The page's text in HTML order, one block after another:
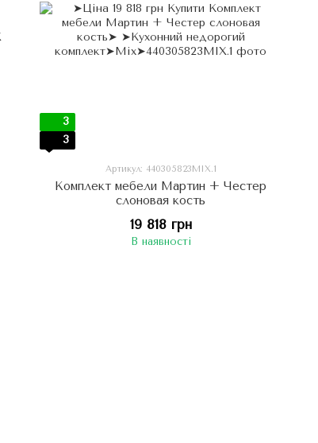
3
3
Артикул: 440305823МIX.1
Комплект мебели Мартин + Честер
слоновая кость
19 818 грн
В наявності